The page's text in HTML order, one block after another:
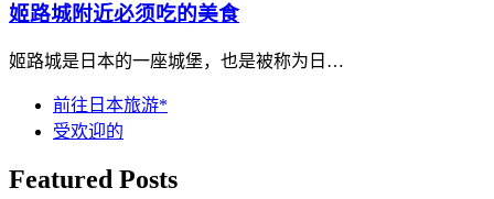
姬路城附近必须吃的美食
姬路城是日本的一座城堡，也是被称为日…
前往日本旅游*
受欢迎的
Featured Posts